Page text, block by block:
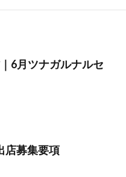
6月ツナガルナルセ
店募集要項